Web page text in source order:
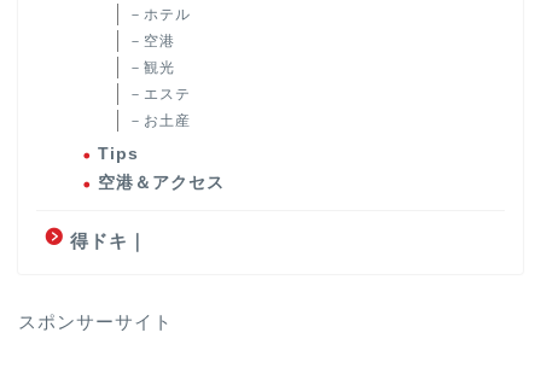
－ホテル
－空港
－観光
－エステ
－お土産
Tips
空港＆アクセス
得ドキ｜
スポンサーサイト